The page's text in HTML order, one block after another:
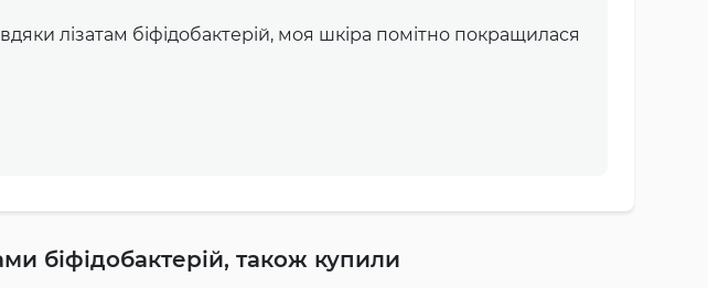
лізатам біфідобактерій, моя шкіра помітно покращилася
біфідобактерій, також купили